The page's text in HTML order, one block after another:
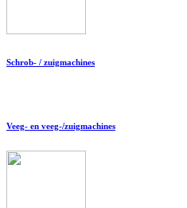
Schrob- / zuigmachines
Veeg- en veeg-/zuigmachines